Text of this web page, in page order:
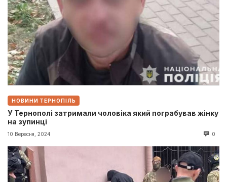
НОВИНИ ТЕРНОПІЛЬ
У Тернополі затримали чоловіка який пограбував жінку
на зупинці
10 Вересня, 2024 0